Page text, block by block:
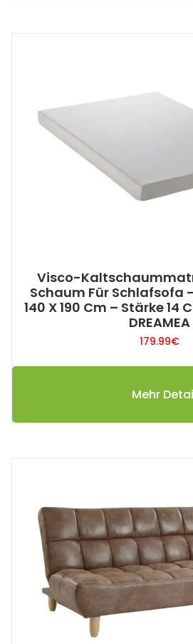
Visco-
Schaum Für Schlafsofa
140 X 190 Cm – Stärke 14
DREAMEA
179.99€
Mehr